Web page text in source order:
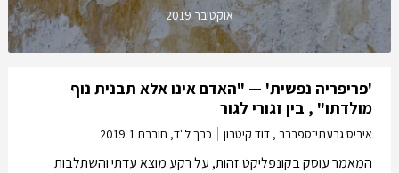
אוקטובר 2019
'פריפריה נפשית' — "האדם אינו אלא תבנית נוף
מולדתו" , בין זגורי לגור
איריס גבעתי־ספרבר , דוד קיטרון כרך ל"ד, חוברת 1 2019
המאמר עוסק בקונפליקט זהות, על רקע מוצא עדתי והשתלבות